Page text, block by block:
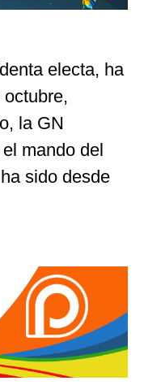
electa, ha
la GN
mando del
sido desde